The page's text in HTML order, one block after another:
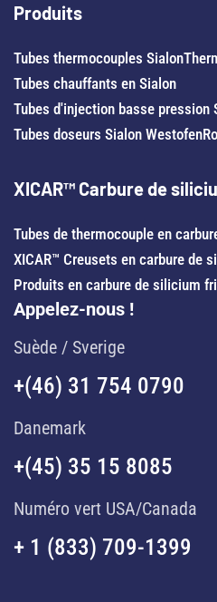
Produits
Tubes thermocouples Sialon
Tubes chauffants en Sialon
Tubes d'injection basse pression
Tubes doseurs Sialon Westofen
XICAR™ Carbure de
Tubes de thermocouple en
XICAR™ Creusets en carbure de
Produits en carbure de silicium
Appelez-nous !
Suède / Sverige
+(46) 31 754 0790
Danemark
+(45) 35 15 8085
Numéro vert USA/Canada
+ 1 (833) 709-1399